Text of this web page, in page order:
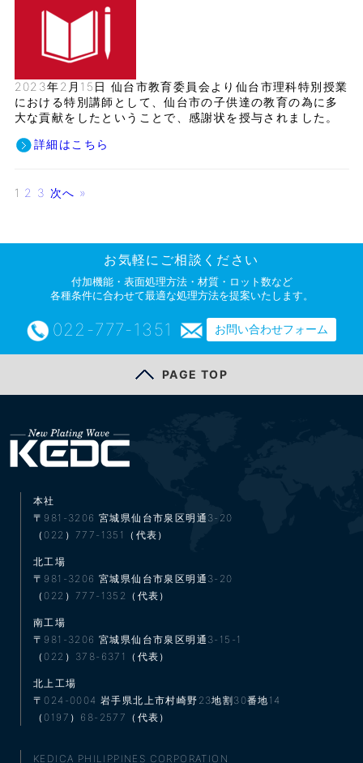
2023年2月15日 仙台市教育委員会より仙台市理科特別授業
における特別講師として、仙台市の子供達の教育の為に多
大な貢献をしたということで、感謝状を授与されました。
詳細はこちら
1 2 3 次へ »
お気軽にご相談ください
付加機能・表面処理方法・材質・ロット数など
各種条件に合わせて最適な処理方法を提案いたします。
022-777-1351 お問い合わせフォーム
PAGE TOP
本社
〒981-3206 宮城県仙台市泉区明通3-20
（022）777-1351（代表）
北工場
〒981-3206 宮城県仙台市泉区明通3-20
（022）777-1352（代表）
南工場
〒981-3206 宮城県仙台市泉区明通3-15-1
（022）378-6371（代表）
北上工場
〒024-0004 岩手県北上市村崎野23地割30番地14
（0197）68-2577（代表）
KEDICA PHILIPPINES CORPORATION